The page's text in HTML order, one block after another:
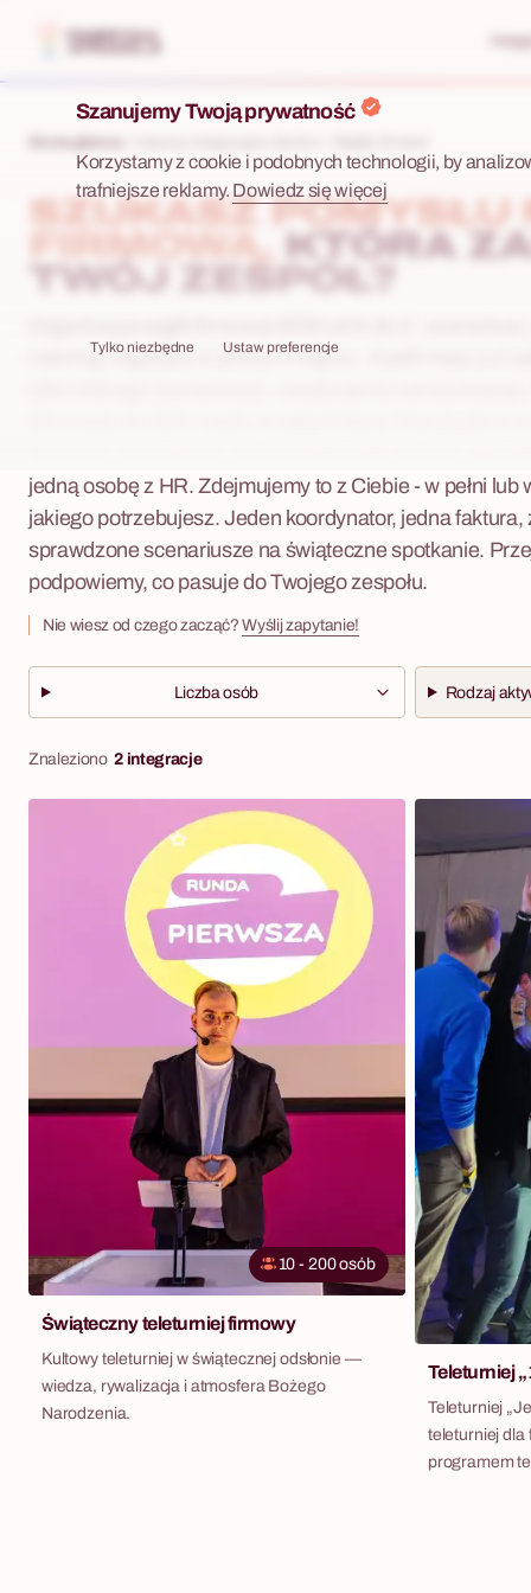
Szanujemy Twoją prywatność
Korzystamy z cookie i podobnych technologii, by
trafniejsze reklamy. Dowiedz się więcej
Tylko niezbędne Ustaw preferencje
SZUKASZ POMYSŁU
FIRMOWĄ, KTÓRA
TWÓJ ZESPÓŁ?
catering i logistyka w jednym miejscu. A jeśli masz już
jedną osobę z HR. Zdejmujemy to z Ciebie - w pełni lub
jakiego potrzebujesz. Jeden koordynator, jedna faktura,
sprawdzone scenariusze na świąteczne spotkanie.
podpowiemy, co pasuje do Twojego zespołu.
Nie wiesz od czego zacząć?Wyślij zapytanie!
Liczba osób Rodzaj
Znaleziono2 integracje
10 - 200 osób
Świąteczny teleturniej firmowy
Kultowy teleturniej w świątecznej odsłonie —
wiedza, rywalizacja i atmosfera Bożego
Narodzenia.
Teleturniej
Teleturniej
teleturniej dla
programem